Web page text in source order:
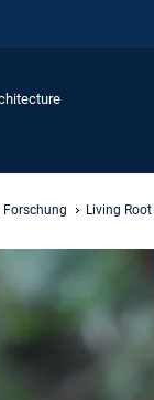
Forschung Living